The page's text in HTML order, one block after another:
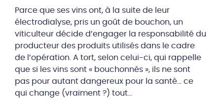
Parce que ses vins ont, à la suite de leur
électrodialyse, pris un goût de bouchon, un
viticulteur décide d’engager la responsabilité du
producteur des produits utilisés dans le cadre
de l’opération. A tort, selon celui-ci, qui rappelle
que si les vins sont « bouchonnés », ils ne sont
pas pour autant dangereux pour la santé… ce
qui change (vraiment ?) tout…